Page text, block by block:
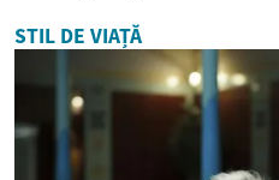
STIL DE VIAȚĂ